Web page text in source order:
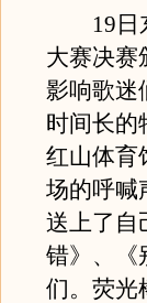
19日东
大赛决赛
影响歌迷
时间长的
红山体育
场的呼喊
送上了自
错》、《
们。荧光